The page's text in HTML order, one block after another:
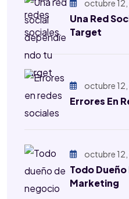
octubre
Una Red
Target
octubre
Errores En
octubre
Todo
Marketing